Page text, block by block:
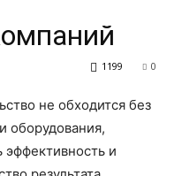
0
1199
не обходится без
оборудования,
эффективность и